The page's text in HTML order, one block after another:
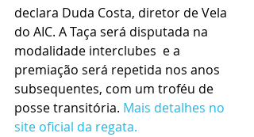
declara Duda Costa, diretor de Vela
do AIC. A Taça será disputada na
modalidade interclubes  e a
premiação será repetida nos anos
subsequentes, com um troféu de
posse transitória. Mais detalhes no
site oficial da regata.